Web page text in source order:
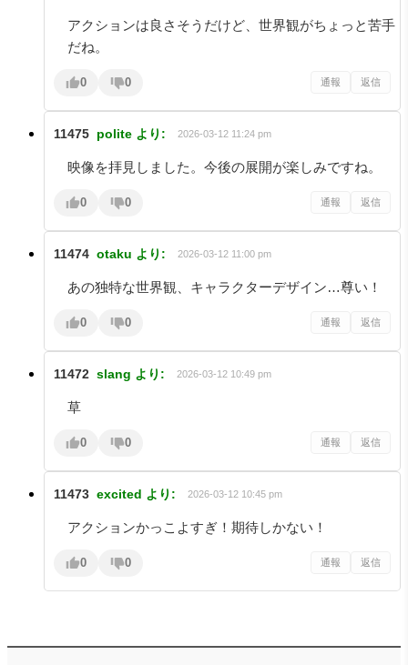
アクションは良さそうだけど、世界観がちょっと苦手
だね。
0 0 通報 返信
11475 polite より: 2026-03-12 11:24 pm
映像を拝見しました。今後の展開が楽しみですね。
0 0 通報 返信
11474 otaku より: 2026-03-12 11:00 pm
あの独特な世界観、キャラクターデザイン…尊い！
0 0 通報 返信
11472 slang より: 2026-03-12 10:49 pm
草
0 0 通報 返信
11473 excited より: 2026-03-12 10:45 pm
アクションかっこよすぎ！期待しかない！
0 0 通報 返信